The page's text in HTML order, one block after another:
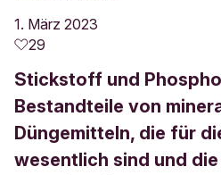
1. März 2023
29
Stickstoff und
Bestandteile von
Düngemitteln, die für
wesentlich sind und